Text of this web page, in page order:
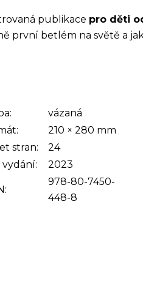
publikace pro děti
první betlém na světě a
vázaná
210 × 280 mm
stran:
24
vydání:
2023
978-80-7450-
448-8